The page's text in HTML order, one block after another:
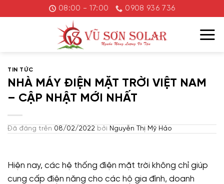
đến
08:00 - 17:00 0908 936 736
TIN TỨC
NHÀ MÁY ĐIỆN MẶT TRỜI VIỆT NAM
– CẬP NHẬT MỚI NHẤT
Đã đăng trên 08/02/2022 bởi Nguyễn Thị Mỹ Hảo
Hiện nay, các hệ thống điện mặt trời không chỉ giúp
cung cấp điện năng cho các hộ gia đình, doanh